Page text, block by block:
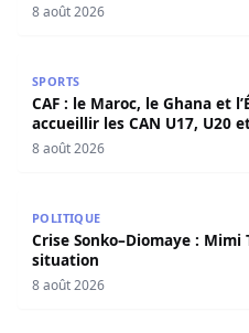
8 août 2026
SPORTS
CAF : le Maroc, le Ghana et
accueillir les CAN U17, U20
8 août 2026
POLITIQUE
Crise Sonko–Diomaye :
situation
8 août 2026